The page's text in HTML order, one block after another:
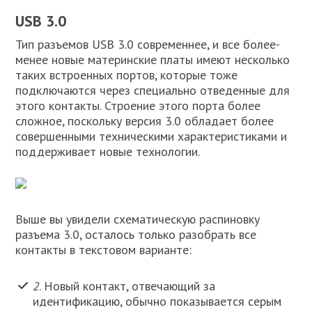
USB 3.0
Тип разъемов USB 3.0 современнее, и все более-
менее новые материнские платы имеют несколько
таких встроенных портов, которые тоже
подключаются через специально отведенные для
этого контакты. Строение этого порта более
сложное, поскольку версия 3.0 обладает более
совершенными техническими характеристиками и
поддерживает новые технологии.
Выше вы увидели схематическую распиновку
разъема 3.0, осталось только разобрать все
контакты в текстовом варианте:
2. Новый контакт, отвечающий за
идентификацию, обычно показывается серым